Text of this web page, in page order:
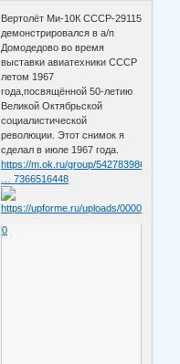
Вертолёт Ми-10К СССР-29115
демонстрировался в а/п
Домодедово во время
выставки авиатехники СССР
летом 1967
года,посвящённой 50-летию
Великой Октябрьской
социалистической
революции. Этот снимок я
сделал в июле 1967 года.
https://m.ok.ru/group/54278398607584/
… 7366516448
0